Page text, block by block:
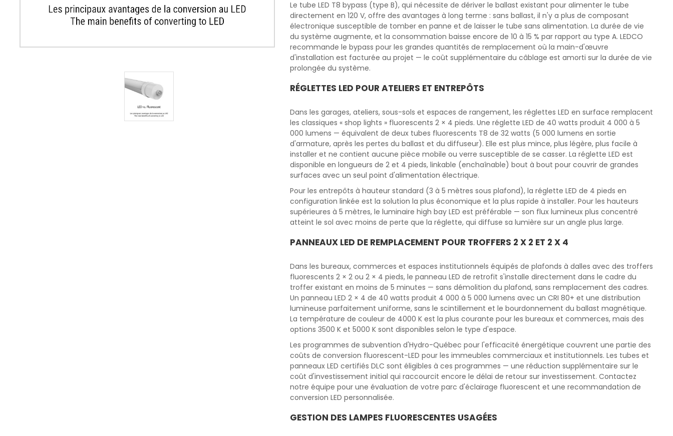
Le tube LED T8 bypass (type B), qui nécessite de dériver le ballast existant pour alimenter le tube
directement en 120 V, offre des avantages à long terme : sans ballast, il n'y a plus de composant
électronique susceptible de tomber en panne et de laisser le tube sans alimentation. La durée de vie
du système augmente, et la consommation baisse encore de 10 à 15 % par rapport au type A. LEDCO
recommande le bypass pour les grandes quantités de remplacement où la main-d'œuvre
d'installation est facturée au projet — le coût supplémentaire du câblage est amorti sur la durée de vie
prolongée du système.
RÉGLETTES LED POUR ATELIERS ET ENTREPÔTS
Dans les garages, ateliers, sous-sols et espaces de rangement, les réglettes LED en surface remplacent
les classiques « shop lights » fluorescents 2 × 4 pieds. Une réglette LED de 40 watts produit 4 000 à 5
000 lumens — équivalent de deux tubes fluorescents T8 de 32 watts (5 000 lumens en sortie
d'armature, après les pertes du ballast et du diffuseur). Elle est plus mince, plus légère, plus facile à
installer et ne contient aucune pièce mobile ou verre susceptible de se casser. La réglette LED est
disponible en longueurs de 2 et 4 pieds, linkable (enchaînable) bout à bout pour couvrir de grandes
surfaces avec un seul point d'alimentation électrique.
Pour les entrepôts à hauteur standard (3 à 5 mètres sous plafond), la réglette LED de 4 pieds en
configuration linkée est la solution la plus économique et la plus rapide à installer. Pour les hauteurs
supérieures à 5 mètres, le luminaire high bay LED est préférable — son flux lumineux plus concentré
atteint le sol avec moins de perte que la réglette, qui diffuse sa lumière sur un angle plus large.
PANNEAUX LED DE REMPLACEMENT POUR TROFFERS 2 X 2 ET 2 X 4
Dans les bureaux, commerces et espaces institutionnels équipés de plafonds à dalles avec des troffers
fluorescents 2 × 2 ou 2 × 4 pieds, le panneau LED de retrofit s'installe directement dans le cadre du
troffer existant en moins de 5 minutes — sans démolition du plafond, sans remplacement des cadres.
Un panneau LED 2 × 4 de 40 watts produit 4 000 à 5 000 lumens avec un CRI 80+ et une distribution
lumineuse parfaitement uniforme, sans le scintillement et le bourdonnement du ballast magnétique.
La température de couleur de 4000 K est la plus courante pour les bureaux et commerces, mais des
options 3500 K et 5000 K sont disponibles selon le type d'espace.
Les programmes de subvention d'Hydro-Québec pour l'efficacité énergétique couvrent une partie des
coûts de conversion fluorescent-LED pour les immeubles commerciaux et institutionnels. Les tubes et
panneaux LED certifiés DLC sont éligibles à ces programmes — une réduction supplémentaire sur le
coût d'investissement initial qui raccourcit encore le délai de retour sur investissement. Contactez
notre équipe pour une évaluation de votre parc d'éclairage fluorescent et une recommandation de
conversion LED personnalisée.
GESTION DES LAMPES FLUORESCENTES USAGÉES